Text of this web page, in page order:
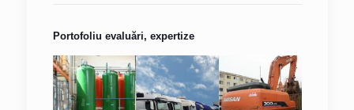
Portofoliu evaluări, expertize